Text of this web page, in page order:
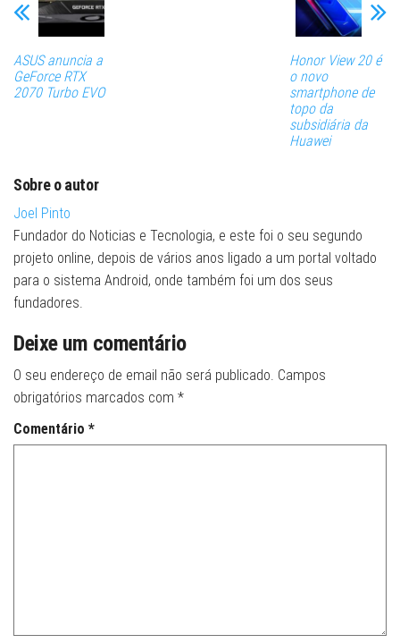
ASUS anuncia a
GeForce RTX
2070 Turbo EVO
Honor View 20 é
o novo
smartphone de
topo da
subsidiária da
Huawei
Sobre o autor
Joel Pinto
Fundador do Noticias e Tecnologia, e este foi o seu segundo
projeto online, depois de vários anos ligado a um portal voltado
para o sistema Android, onde também foi um dos seus
fundadores.
Deixe um comentário
O seu endereço de email não será publicado. Campos
obrigatórios marcados com *
Comentário *